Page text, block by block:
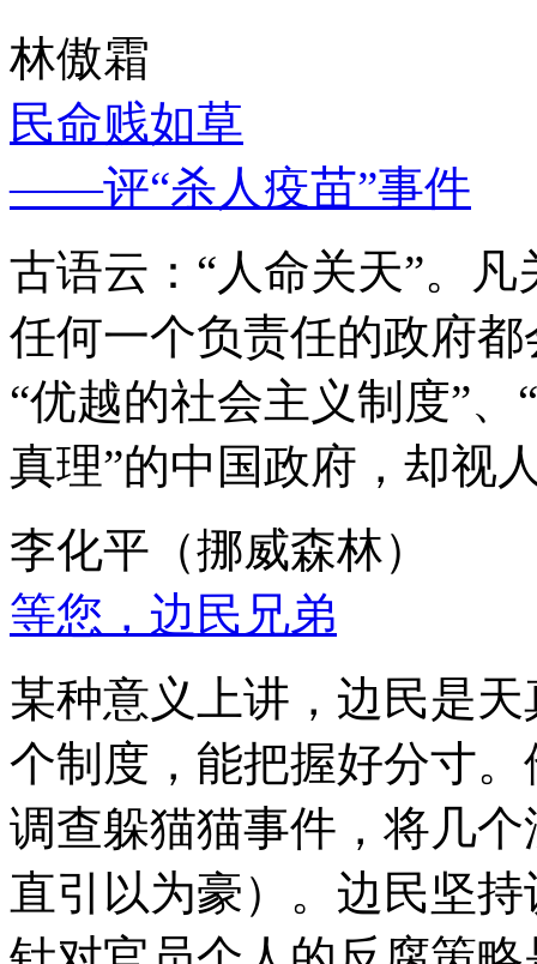
林傲霜
民命贱如草
——评“杀人疫苗”事件
古语云：“人命关天”。
任何一个负责任的政府
“优越的社会主义制度”
真理”的中国政府，却视
李化平（挪威森林）
等您，边民兄弟
某种意义上讲，边民是
个制度，能把握好分寸
调查躲猫猫事件，将几
直引以为豪）。边民坚